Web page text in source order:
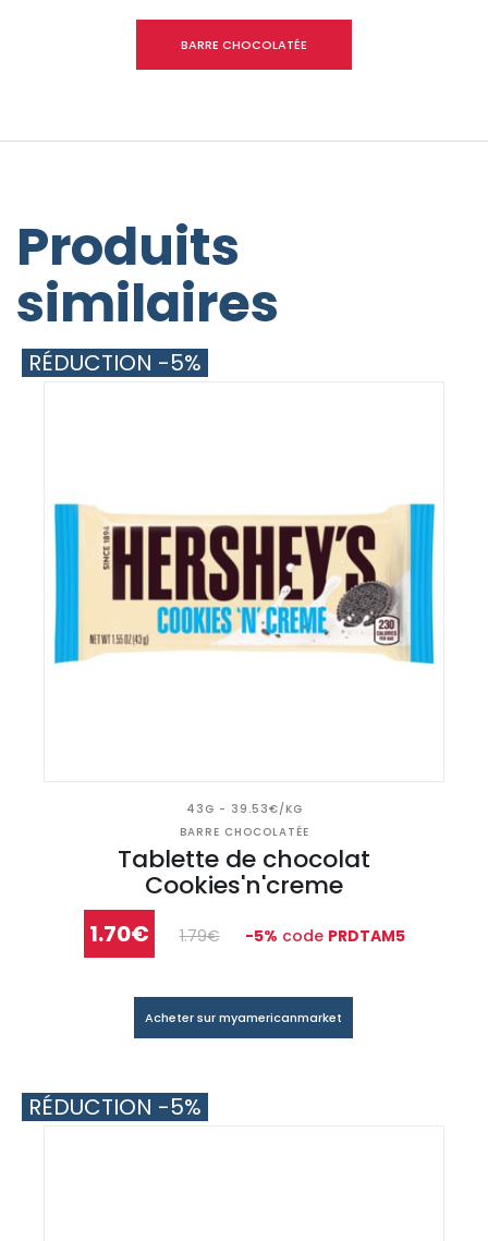
BARRE CHOCOLATÉE
Produits
similaires
43G - 39.53€/KG
BARRE CHOCOLATÉE
Tablette de chocolat
Cookies'n'creme
1.70€ 1.79€ -5% code PRDTAM5
RÉDUCTION -5%
Acheter sur myamericanmarket
RÉDUCTION -5%